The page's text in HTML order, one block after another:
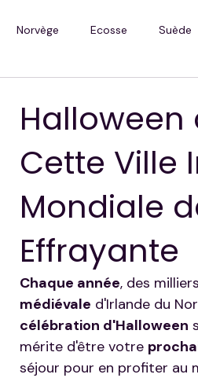
Norvège Ecosse Suède
Halloween
Cette Ville
Mondiale
Effrayante
Chaque année, des
médiévale d'Irlande du
célébration d'Halloween
mérite d'être votre
séjour pour en profiter au